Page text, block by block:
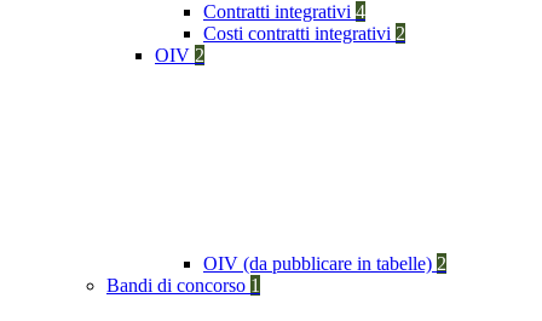
Contratti integrativi 4
Costi contratti integrativi 2
OIV 2
OIV (da pubblicare in tabelle) 2
Bandi di concorso 1